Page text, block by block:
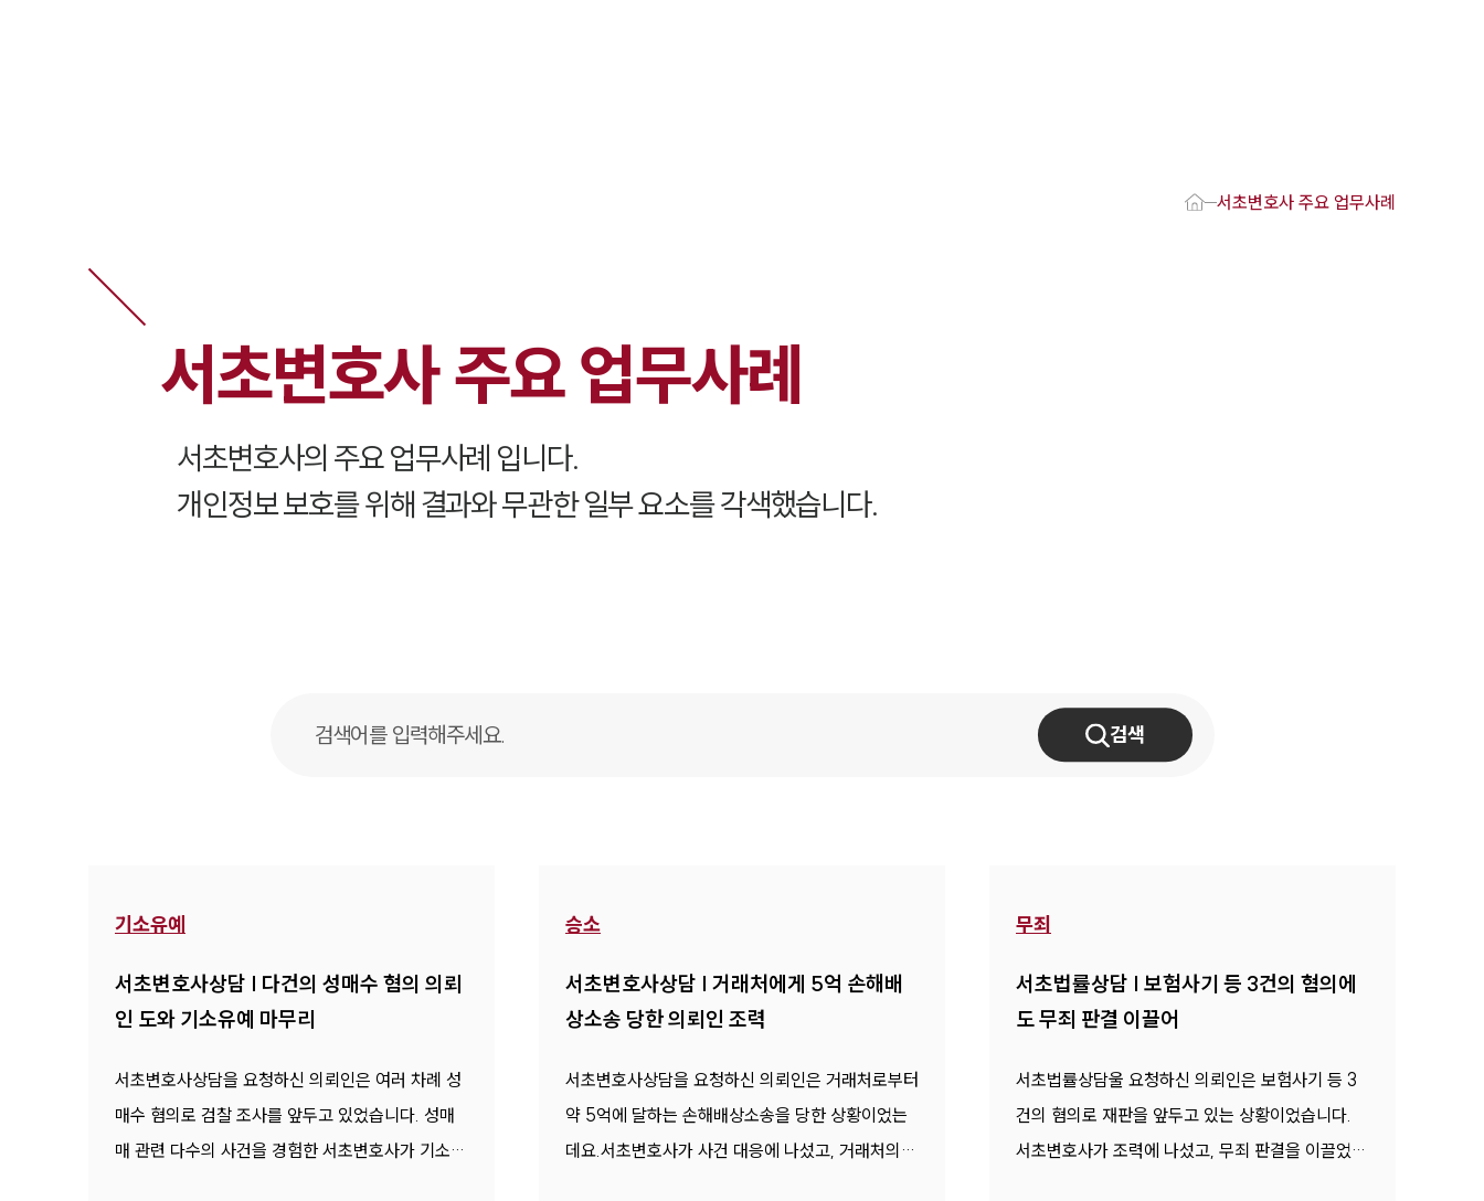
서초변호사상담 상담접수
채용정보
서초변호사 주요 업무사례
서초변호사 주요 업무사례
서초변호사의 주요 업무사례 입니다.
개인정보 보호를 위해 결과와 무관한 일부 요소를 각색했습니다.
검색
기소유예
서초변호사상담 | 다건의 성매수 혐의 의뢰
인 도와 기소유예 마무리
서초변호사상담을 요청하신 의뢰인은 여러 차례 성
매수 혐의로 검찰 조사를 앞두고 있었습니다. 성매
매 관련 다수의 사건을 경험한 서초변호사가 기소유
승소
서초변호사상담 | 거래처에게 5억 손해배
상소송 당한 의뢰인 조력
서초변호사상담을 요청하신 의뢰인은 거래처로부터
약 5억에 달하는 손해배상소송을 당한 상황이었는
데요.서초변호사가 사건 대응에 나섰고, 거래처의
무죄
서초법률상담 | 보험사기 등 3건의 혐의에
도 무죄 판결 이끌어
서초법률상담울 요청하신 의뢰인은 보험사기 등 3
건의 혐의로 재판을 앞두고 있는 상황이었습니다.
서초변호사가 조력에 나섰고, 무죄 판결을 이끌었습